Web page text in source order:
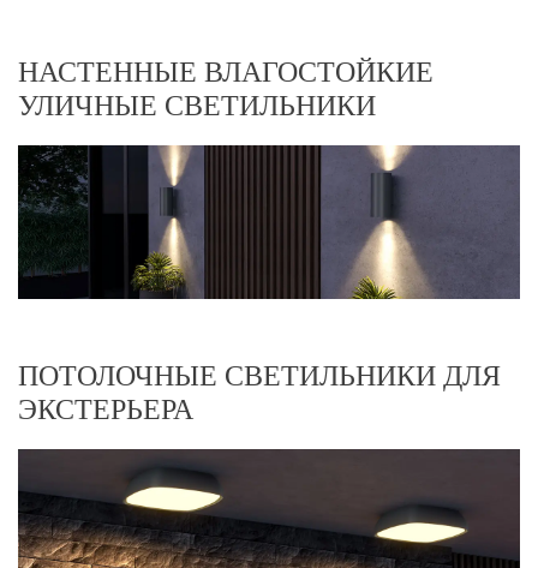
НАСТЕННЫЕ ВЛАГОСТОЙКИЕ
УЛИЧНЫЕ СВЕТИЛЬНИКИ
ПОТОЛОЧНЫЕ СВЕТИЛЬНИКИ ДЛЯ
ЭКСТЕРЬЕРА